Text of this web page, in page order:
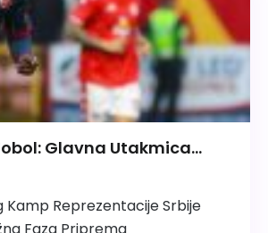
Glavna Utakmica
Fudbal
Kamp Reprezentacije Srbije
Faza Priprema